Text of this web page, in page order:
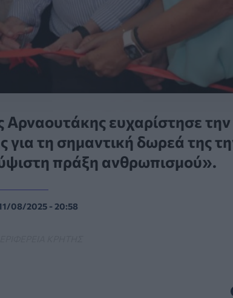
ευχαρίστησε την
τη σημαντική δωρεά της
πράξη ανθρωπισμού».
08/2025 - 20:58